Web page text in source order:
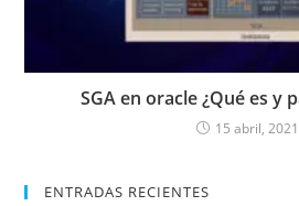
SGA en oracle ¿Qué es y
15 abril, 2021
ENTRADAS RECIENTES